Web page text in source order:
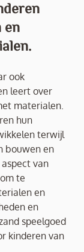
en
ook
leert over
materialen.
hun
terwijl
bouwen en
van
te
en
en
speelgoed
kinderen van